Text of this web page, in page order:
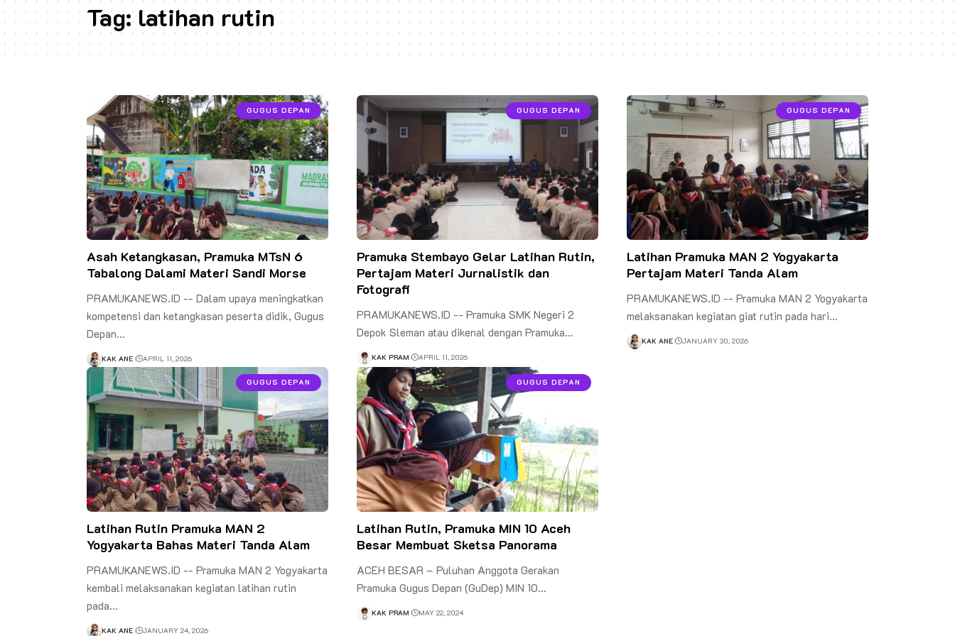
Tag:latihan rutin
GUGUS DEPAN
Asah Ketangkasan, Pramuka MTsN 6
Tabalong Dalami Materi Sandi Morse
PRAMUKANEWS.ID -- Dalam upaya meningkatkan
kompetensi dan ketangkasan peserta didik, Gugus
Depan…
KAK ANE APRIL 11, 2026
GUGUS DEPAN
Pramuka Stembayo Gelar Latihan Rutin,
Pertajam Materi Jurnalistik dan
Fotografi
PRAMUKANEWS.ID -- Pramuka SMK Negeri 2
Depok Sleman atau dikenal dengan Pramuka…
KAK PRAM APRIL 11, 2026
GUGUS DEPAN
Latihan Pramuka MAN 2 Yogyakarta
Pertajam Materi Tanda Alam
PRAMUKANEWS.ID -- Pramuka MAN 2 Yogyakarta
melaksanakan kegiatan giat rutin pada hari…
KAK ANE JANUARY 30, 2026
GUGUS DEPAN
Latihan Rutin Pramuka MAN 2
Yogyakarta Bahas Materi Tanda Alam
PRAMUKANEWS.ID -- Pramuka MAN 2 Yogyakarta
kembali melaksanakan kegiatan latihan rutin
pada…
KAK ANE JANUARY 24, 2026
GUGUS DEPAN
Latihan Rutin, Pramuka MIN 10 Aceh
Besar Membuat Sketsa Panorama
ACEH BESAR – Puluhan Anggota Gerakan
Pramuka Gugus Depan (GuDep) MIN 10…
KAK PRAM MAY 22, 2024